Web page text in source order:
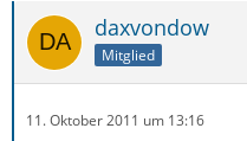
daxvondow
Mitglied
11. Oktober 2011 um 13:16